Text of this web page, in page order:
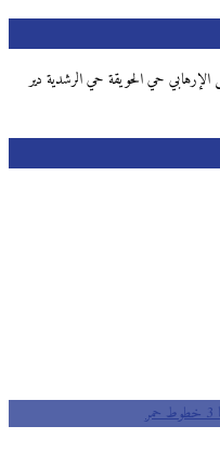
حي الحويقة حي الرشدية دير